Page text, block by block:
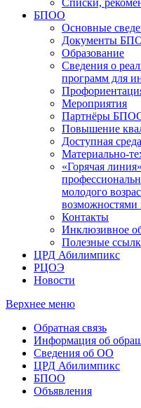
Списки,
БПОО
Основные
Документы
Образование
Сведения о
программ для
Мероприятия
Партнёры
Повышение
Доступная среда
Материально-
«Горячая
молодого
возможностями
Контакты
Инклюзивное
Полезные
ЦРД Абилимпикс
РЦОЭ
Новости
Верхнее меню
Обратная связь
Информация об
Сведения об ОО
ЦРД Абилимпикс
БПОО
Объявления